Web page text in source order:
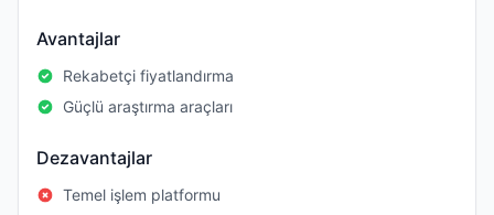
Avantajlar
Rekabetçi fiyatlandırma
Güçlü araştırma araçları
Dezavantajlar
Temel işlem platformu